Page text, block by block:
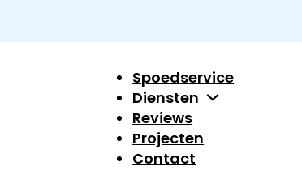
Spoedservice
Diensten
Reviews
Projecten
Contact